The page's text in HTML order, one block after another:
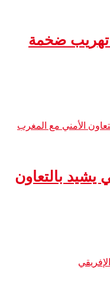
تهريب ضخمة
يشيد بالتعاون